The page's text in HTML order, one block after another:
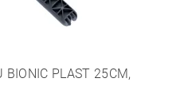
BIONIC PLAST 25CM,